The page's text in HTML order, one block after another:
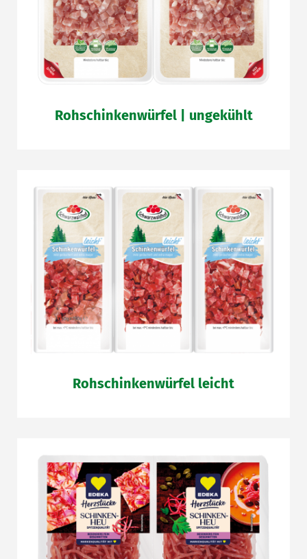
Rohschinkenwürfel | ungekühlt
Rohschinkenwürfel leicht